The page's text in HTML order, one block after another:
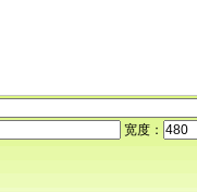
宽度：